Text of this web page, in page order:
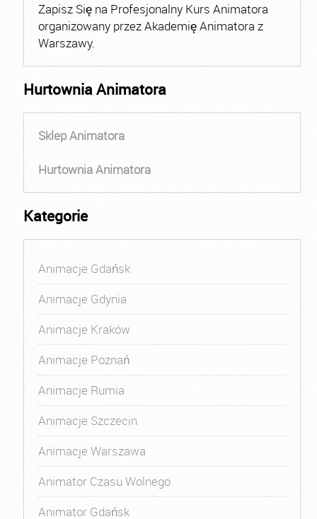
Zapisz Się na Profesjonalny Kurs Animatora
organizowany przez Akademię Animatora z
Warszawy.
Hurtownia Animatora
Sklep Animatora
Hurtownia Animatora
Kategorie
Animacje Gdańsk
Animacje Gdynia
Animacje Kraków
Animacje Poznań
Animacje Rumia
Animacje Szczecin
Animacje Warszawa
Animator Czasu Wolnego
Animator Gdańsk